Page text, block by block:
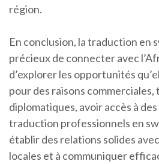
région.
En conclusion, la traduction en
précieux de connecter avec
d’explorer les opportunités
pour des raisons
diplomatiques, avoir accès à
traduction professionnels en
établir des relations solides
locales et à communiquer